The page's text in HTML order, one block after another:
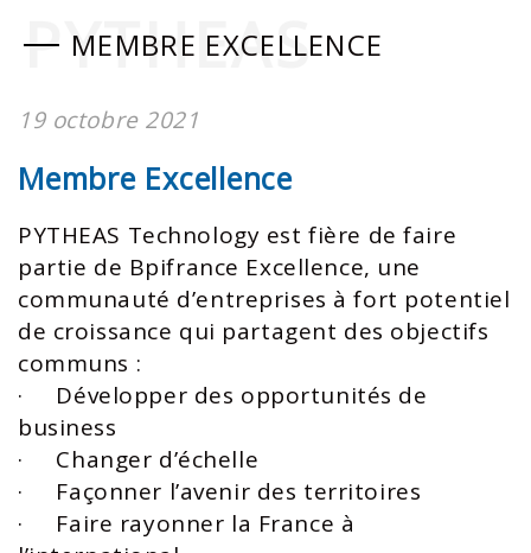
MEMBRE EXCELLENCE
PYTHEAS
19 octobre 2021
Membre Excellence
PYTHEAS Technology est fière de faire
partie de Bpifrance Excellence, une
communauté d’entreprises à fort potentiel
de croissance qui partagent des objectifs
communs :
· Développer des opportunités de
business
· Changer d’échelle
· Façonner l’avenir des territoires
· Faire rayonner la France à